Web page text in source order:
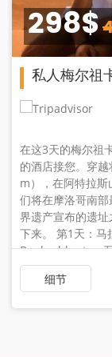
喀什
。我
织世
城堡停
Ait
扎
在
住一
点点
Ait
德拉
阿特
线，